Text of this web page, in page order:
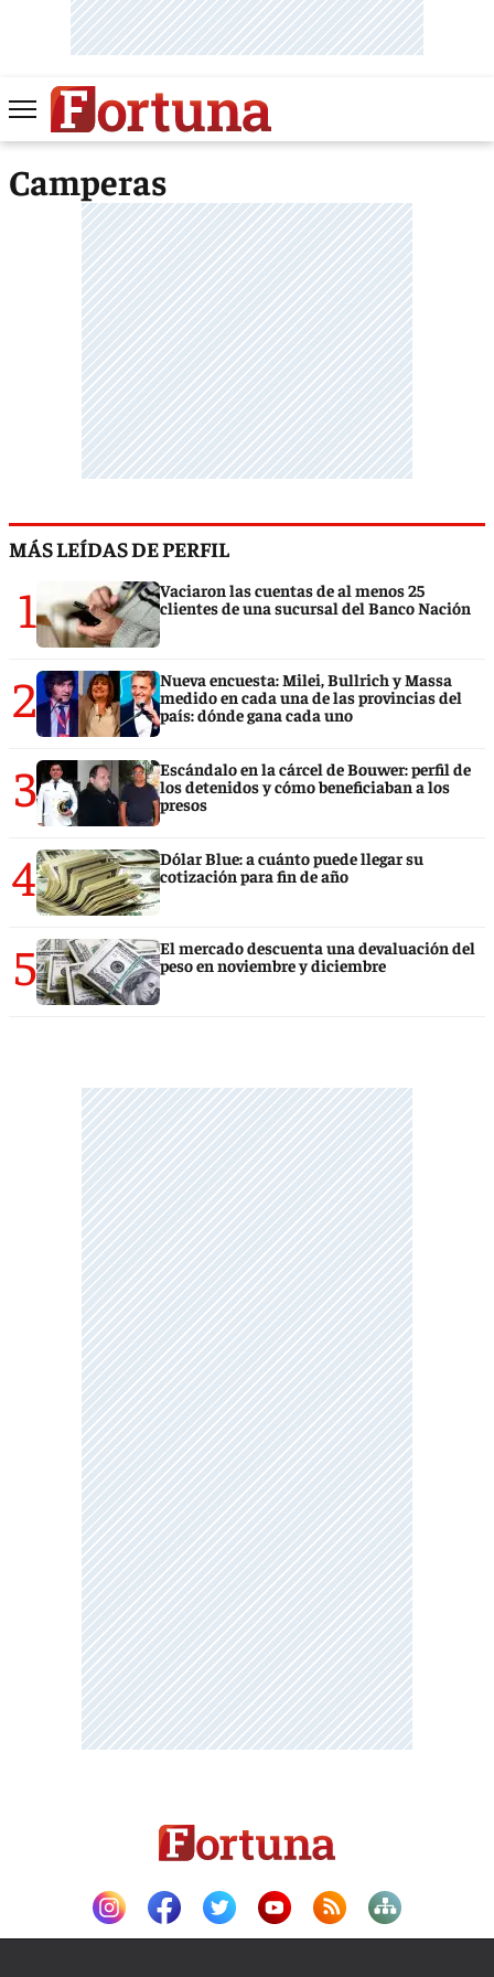
Camperas
MÁS LEÍDAS DE PERFIL
1
Vaciaron las cuentas de al menos 25
clientes de una sucursal del Banco Nación
2
Nueva encuesta: Milei, Bullrich y Massa
medido en cada una de las provincias del
país: dónde gana cada uno
3
Escándalo en la cárcel de Bouwer: perfil de
los detenidos y cómo beneficiaban a los
presos
4
Dólar Blue: a cuánto puede llegar su
cotización para fin de año
5
El mercado descuenta una devaluación del
peso en noviembre y diciembre